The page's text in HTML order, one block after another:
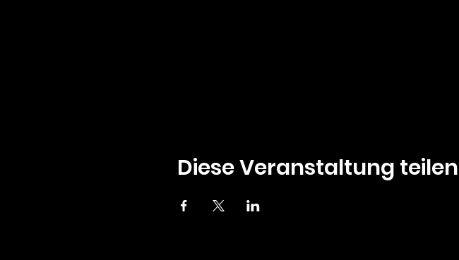
Diese Veranstaltung teilen